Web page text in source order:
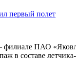
первый полет
ПАО
составе летчика-